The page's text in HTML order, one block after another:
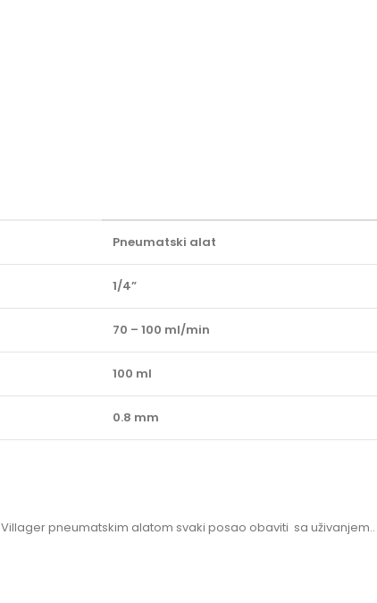
Pneumatski alat
1/4”
70 – 100 ml/min
100 ml
0.8 mm
pneumatskim alatom svaki posao obaviti sa uživanjem..